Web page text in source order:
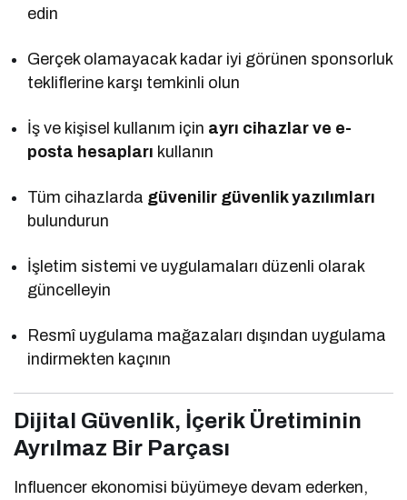
edin
Gerçek olamayacak kadar iyi görünen sponsorluk
tekliflerine karşı temkinli olun
İş ve kişisel kullanım için ayrı cihazlar ve e-
posta hesapları kullanın
Tüm cihazlarda güvenilir güvenlik yazılımları
bulundurun
İşletim sistemi ve uygulamaları düzenli olarak
güncelleyin
Resmî uygulama mağazaları dışından uygulama
indirmekten kaçının
Dijital Güvenlik, İçerik Üretiminin
Ayrılmaz Bir Parçası
Influencer ekonomisi büyümeye devam ederken,